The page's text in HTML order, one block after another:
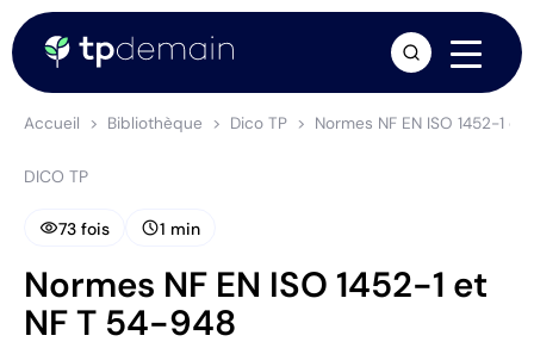
Accueil Bibliothèque Dico TP Normes NF EN ISO 1452-1
DICO TP
visibility73 fois schedule1 min
Normes NF EN ISO 1452-1 et
NF T 54-948
arrow_forward